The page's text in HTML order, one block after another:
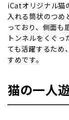
iCatオリジナル猫
入れる筒状のつめ
っており、側面も
トンネルをくぐ
ても活躍するため
すめです。
猫の一人